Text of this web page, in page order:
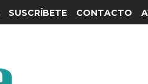
SUSCRÍBETE CONTACTO